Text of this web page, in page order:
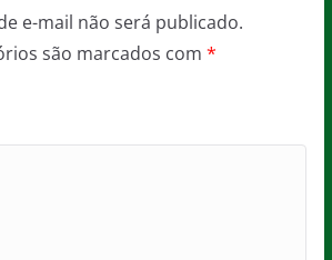
e-mail não será publicado.
são marcados com *